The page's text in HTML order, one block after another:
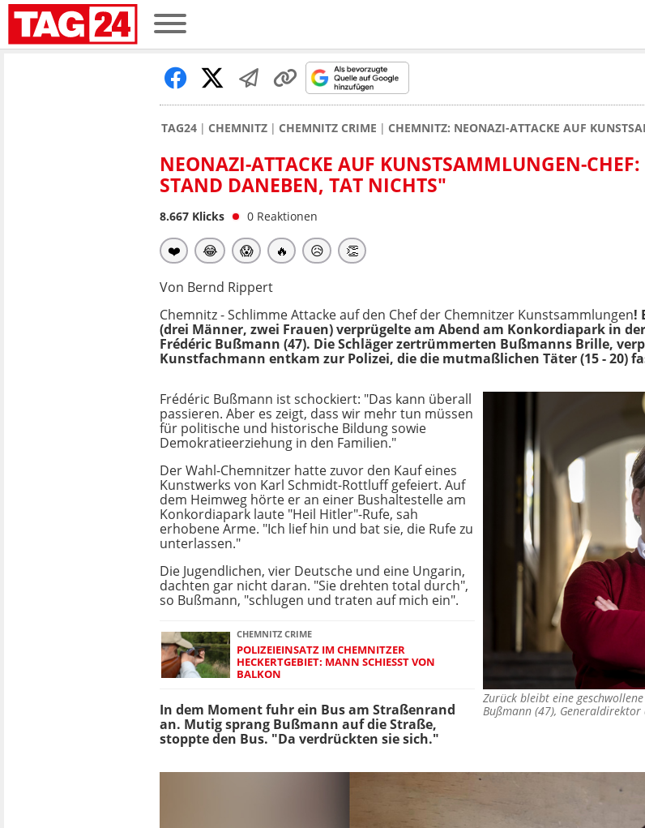
TAG24 CHEMNITZ CHEMNITZ CRIME CHEMNITZ: NEONAZI-ATTACKE AUF
NEONAZI-ATTACKE AUF KUNSTSAMMLUNGEN-
STAND DANEBEN, TAT NICHTS"
8.667 Klicks 0 Reaktionen
❤️ 😂 😱 🔥 😥 👏
Von Bernd Rippert
Chemnitz - Schlimme Attacke auf den Chef der Chemnitzer Kunstsammlungen!
(drei Männer, zwei Frauen) verprügelte am Abend am Konkordiapark in
Frédéric Bußmann (47). Die Schläger zertrümmerten Bußmanns Brille,
Kunstfachmann entkam zur Polizei, die die mutmaßlichen Täter (15 - 20)
Zurück bleibt eine
Bußmann (47),
Frédéric Bußmann ist schockiert: "Das kann überall
passieren. Aber es zeigt, dass wir mehr tun müssen
für politische und historische Bildung sowie
Demokratieerziehung in den Familien."
Der Wahl-Chemnitzer hatte zuvor den Kauf eines
Kunstwerks von Karl Schmidt-Rottluff gefeiert. Auf
dem Heimweg hörte er an einer Bushaltestelle am
Konkordiapark laute "Heil Hitler"-Rufe, sah
erhobene Arme. "Ich lief hin und bat sie, die Rufe zu
unterlassen."
Die Jugendlichen, vier Deutsche und eine Ungarin,
dachten gar nicht daran. "Sie drehten total durch",
so Bußmann, "schlugen und traten auf mich ein".
CHEMNITZ CRIME
POLIZEIEINSATZ IM CHEMNITZER
HECKERTGEBIET: MANN SCHIESST VON B
ALKON
In dem Moment fuhr ein Bus am Straßenrand
an. Mutig sprang Bußmann auf die Straße,
stoppte den Bus. "Da verdrückten sie sich."